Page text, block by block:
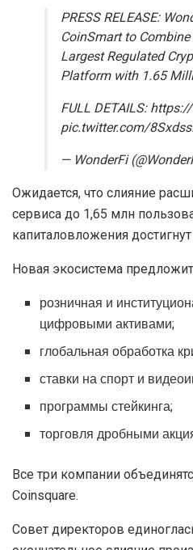
PRESS RELEASE:
CoinSmart to Combine
Largest Regulated
Platform with 1.65
FULL DETAILS:
pic.twitter.com/
— WonderFi
Ожидается, что слияние
сервиса до 1,65 млн
капиталовложения
Новая экосистема
розничная и
цифровыми активами;
глобальная обработка
ставки на спорт и
программы стейкинга;
торговля дробными
Все три компании
Coinsquare.
Совет директоров